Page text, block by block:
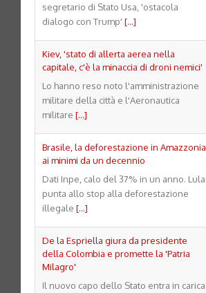
segretario di Stato Usa, 'ostacola
dialogo con Trump' [...]
Kiev, 'stato di allerta aerea nella
capitale, c'è la minaccia di droni nemici'
Lo hanno reso noto l'amministrazione
militare della città e l'Aeronautica
militare [...]
Brasile, la deforestazione in Amazzonia
ai minimi da un decennio
Dati Inpe, calo del 37% in un anno. Lula
punta allo stop alla deforestazione
illegale [...]
De la Espriella giura da presidente
della Colombia e promette la 'Patria
Milagro'
Il nuovo capo dello Stato entra in carica